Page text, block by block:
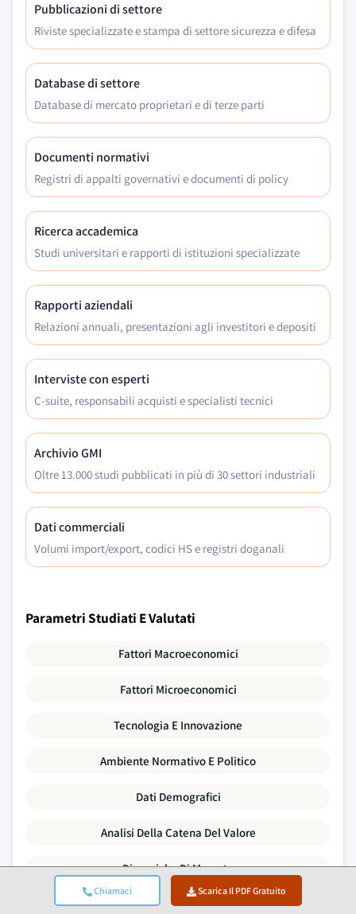
Chiamaci Scarica Il PDF Gratuito
Pubblicazioni di settore
Riviste specializzate e stampa di settore sicurezza e difesa
Database di settore
Database di mercato proprietari e di terze parti
Documenti normativi
Registri di appalti governativi e documenti di policy
Ricerca accademica
Studi universitari e rapporti di istituzioni specializzate
Rapporti aziendali
Relazioni annuali, presentazioni agli investitori e depositi
Interviste con esperti
C-suite, responsabili acquisti e specialisti tecnici
Archivio GMI
Oltre 13.000 studi pubblicati in più di 30 settori industriali
Dati commerciali
Volumi import/export, codici HS e registri doganali
Parametri Studiati E Valutati
Fattori Macroeconomici
Fattori Microeconomici
Tecnologia E Innovazione
Ambiente Normativo E Politico
Dati Demografici
Analisi Della Catena Del Valore
Dinamiche Di Mercato
Le Cinque Forze Di Porter